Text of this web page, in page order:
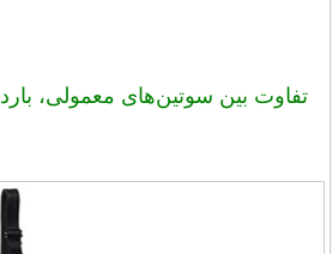
تفاوت بین سوتین‌های معمولی،